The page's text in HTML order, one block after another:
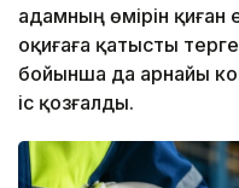
адамның өмірін қиған
оқиғаға қатысты
бойынша да арнайы
іс қозғалды.